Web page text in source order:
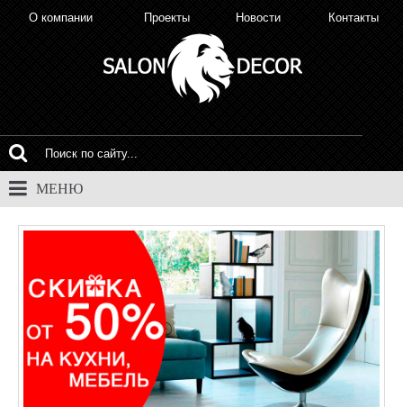
О компании Проекты Новости Контакты
МЕНЮ